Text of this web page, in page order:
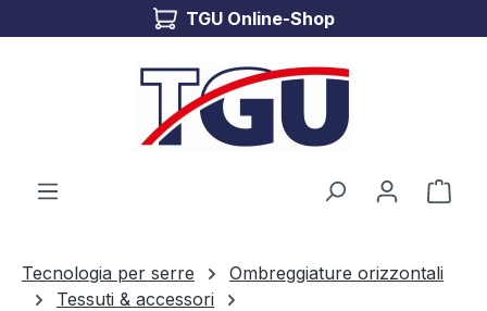
Passa al contenuto principaleTGU Online-Shop
Il
Tecnologia per serre
Ombreggiature orizzontali
Tessuti & accessori